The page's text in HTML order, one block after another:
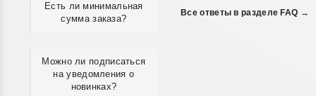
Есть ли минимальная
сумма заказа?
Можно ли подписаться
на уведомления о
новинках?
Все ответы в разделе FAQ →